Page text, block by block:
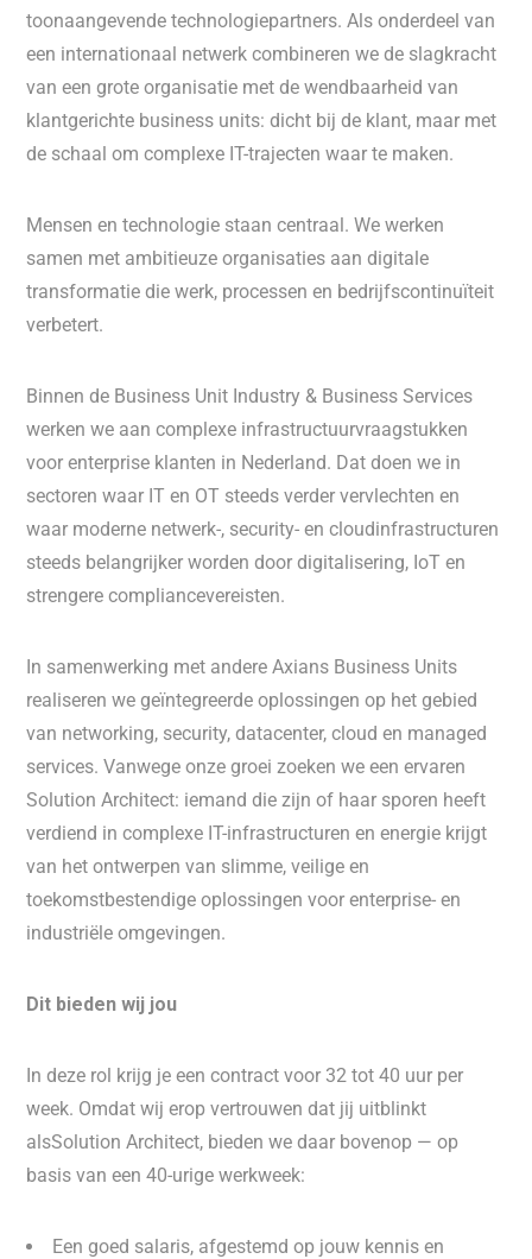
toonaangevende technologiepartners. Als onderdeel van
een internationaal netwerk combineren we de slagkracht
van een grote organisatie met de wendbaarheid van
klantgerichte business units: dicht bij de klant, maar met
de schaal om complexe IT-trajecten waar te maken.
Mensen en technologie staan centraal. We werken
samen met ambitieuze organisaties aan digitale
transformatie die werk, processen en bedrijfscontinuïteit
verbetert.
Binnen de Business Unit Industry & Business Services
werken we aan complexe infrastructuurvraagstukken
voor enterprise klanten in Nederland. Dat doen we in
sectoren waar IT en OT steeds verder vervlechten en
waar moderne netwerk-, security- en cloudinfrastructuren
steeds belangrijker worden door digitalisering, IoT en
strengere compliancevereisten.
In samenwerking met andere Axians Business Units
realiseren we geïntegreerde oplossingen op het gebied
van networking, security, datacenter, cloud en managed
services. Vanwege onze groei zoeken we een ervaren
Solution Architect: iemand die zijn of haar sporen heeft
verdiend in complexe IT-infrastructuren en energie krijgt
van het ontwerpen van slimme, veilige en
toekomstbestendige oplossingen voor enterprise- en
industriële omgevingen.
Dit bieden wij jou
In deze rol krijg je een contract voor 32 tot 40 uur per
week. Omdat wij erop vertrouwen dat jij uitblinkt
alsSolution Architect, bieden we daar bovenop — op
basis van een 40-urige werkweek:
Een goed salaris, afgestemd op jouw kennis en